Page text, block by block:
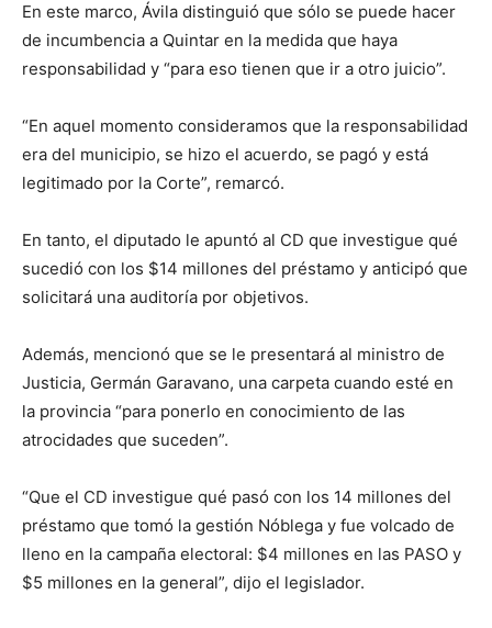
En este marco, Ávila distinguió que sólo se puede hacer
de incumbencia a Quintar en la medida que haya
responsabilidad y “para eso tienen que ir a otro juicio”.
“En aquel momento consideramos que la responsabilidad
era del municipio, se hizo el acuerdo, se pagó y está
legitimado por la Corte”, remarcó.
En tanto, el diputado le apuntó al CD que investigue qué
sucedió con los $14 millones del préstamo y anticipó que
solicitará una auditoría por objetivos.
Además, mencionó que se le presentará al ministro de
Justicia, Germán Garavano, una carpeta cuando esté en
la provincia “para ponerlo en conocimiento de las
atrocidades que suceden”.
“Que el CD investigue qué pasó con los 14 millones del
préstamo que tomó la gestión Nóblega y fue volcado de
lleno en la campaña electoral: $4 millones en las PASO y
$5 millones en la general”, dijo el legislador.